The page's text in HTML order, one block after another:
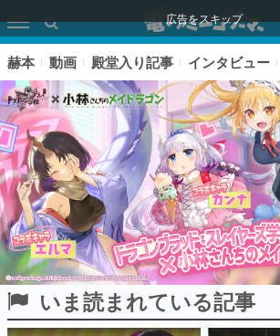
広告をスキップ
ピックアップ
赫本 動画 殿堂入り記事 インタビュー
いま読まれている記事